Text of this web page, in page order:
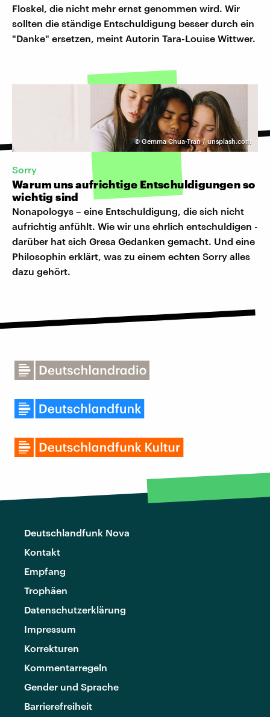
Floskel, die nicht mehr ernst genommen wird. Wir
sollten die ständige Entschuldigung besser durch ein
"Danke" ersetzen, meint Autorin Tara-Louise Wittwer.
©Gemma Chua-Tran / unsplash.com
Sorry
Warum uns aufrichtige Entschuldigungen so
wichtig sind
Nonapologys – eine Entschuldigung, die sich nicht
aufrichtig anfühlt. Wie wir uns ehrlich entschuldigen -
darüber hat sich Gresa Gedanken gemacht. Und eine
Philosophin erklärt, was zu einem echten Sorry alles
dazu gehört.
Deutschlandfunk Nova
Kontakt
Empfang
Trophäen
Datenschutzerklärung
Impressum
Korrekturen
Kommentarregeln
Gender und Sprache
Barrierefreiheit